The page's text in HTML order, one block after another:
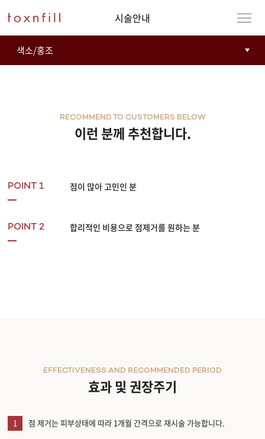
시술안내
이런 분께 추천합니다.
RECOMMEND TO CUSTOMERS BELOW
POINT 1 점이 많아 고민인 분
POINT 2 합리적인 비용으로 점제거를 원하는 분
효과 및 권장주기
EFFECTIVENESS AND RECOMMENDED PERIOD
1 점 제거는 피부상태에 따라 1개월 간격으로 재시술 가능합니다.